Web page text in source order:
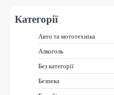
Категорії
Авто та мототехніка
Алкоголь
Без категорії
Безпека